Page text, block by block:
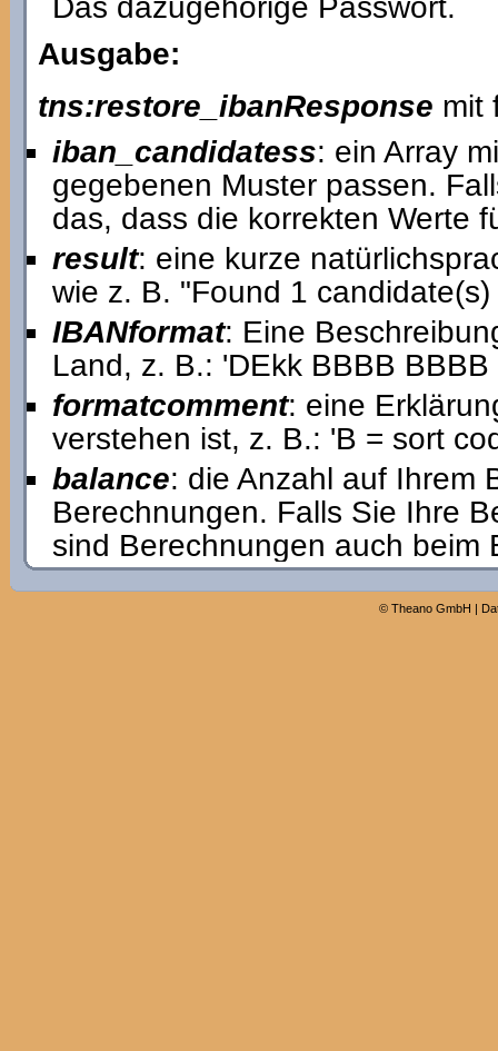
Das dazugehörige Passwort.
Ausgabe:
tns:restore_ibanResponse mit
iban_candidatess: ein Array
gegebenen Muster passen.
das, dass die korrekten Werte
result: eine kurze
wie z. B. "Found 1
IBANformat: Eine
Land, z. B.: 'DEkk BBBB
formatcomment: eine
verstehen ist, z. B.: 'B = sort
balance: die Anzahl auf Ihrem
Berechnungen. Falls Sie Ihre
sind Berechnungen auch beim
© Theano GmbH |